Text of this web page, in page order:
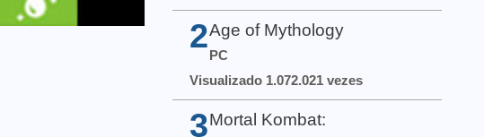
2Age of Mythology
PC
Visualizado 1.072.021 vezes
3 Mortal Kombat: